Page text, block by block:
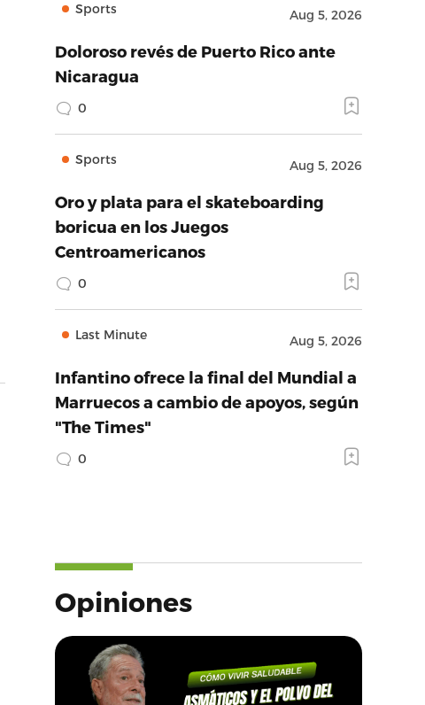
Sports Aug 5, 2026
Doloroso revés de Puerto Rico ante
Nicaragua
0
Sports Aug 5, 2026
Oro y plata para el skateboarding
boricua en los Juegos
Centroamericanos
0
Last Minute Aug 5, 2026
Infantino ofrece la final del Mundial a
Marruecos a cambio de apoyos, según
"The Times"
0
Opiniones